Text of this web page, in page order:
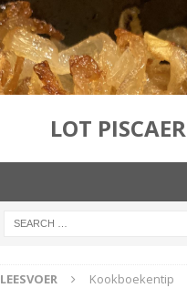
LOT PISCAER
LEESVOER Kookboekentip